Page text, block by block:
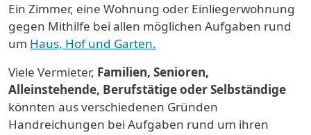
Ein Zimmer, eine Wohnung oder Einliegerwohnung
gegen Mithilfe bei allen möglichen Aufgaben rund
um Haus, Hof und Garten.
Viele Vermieter, Familien, Senioren,
Alleinstehende, Berufstätige oder Selbständige
könnten aus verschiedenen Gründen
Handreichungen bei Aufgaben rund um ihren